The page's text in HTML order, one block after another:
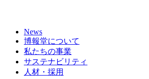
News
博報堂について
私たちの事業
サステナビリティ
人材・採用